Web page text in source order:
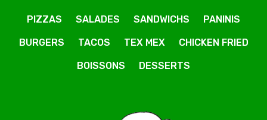
PIZZAS SALADES SANDWICHS PANINIS
BURGERS TACOS TEX MEX CHICKEN FRIED
BOISSONS DESSERTS